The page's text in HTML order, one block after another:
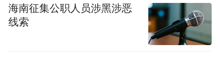
海南征集公职人员涉黑涉恶
线索